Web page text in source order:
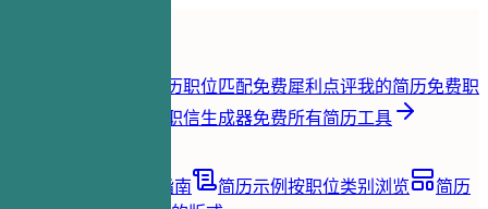
简历职位匹配免费犀利点评我的简历免费职
求职信生成器免费所有简历工具
职业建议与指南 简历示例按职位类别浏览
简历